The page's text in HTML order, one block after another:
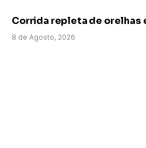
Corrida repleta de orelhas
8 de Agosto, 2026